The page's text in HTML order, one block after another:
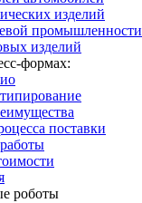
изделий
промышленности
изделий
формах:
поставки
роботы